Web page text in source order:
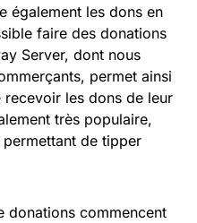
également les dons en
faire des donations
Server, dont nous
permet ainsi
recevoir les dons de leur
très populaire,
de tipper
donations commencent